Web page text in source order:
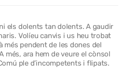
els dolents tan dolents. A gaudir
Volíeu canvis i us heu trobat
més pendent de les dones del
més, ara hem de veure el cònsol
ple d’incompetents i flipats.